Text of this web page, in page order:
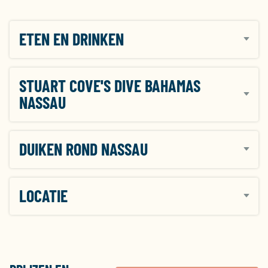
is er op de begane grond veel ruimte voor een
ETEN EN DRINKEN
STUART COVE'S DIVE BAHAMAS
NASSAU
DUIKEN ROND NASSAU
LOCATIE